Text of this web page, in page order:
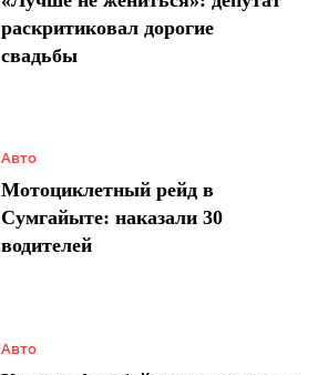
раскритиковал дорогие
свадьбы
Авто
Мотоциклетный рейд в
Сумгайыте: наказали 30
водителей
Авто